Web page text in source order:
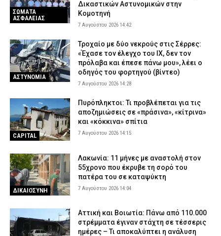
Πυροσβέστες: «Άμεση άρση της αναστολής των αδειών και
πλήρη αποζημίωση των συναδέλφων που υπέστησαν οικονομική
ζημία»
ΣΩΜΑΤΑ
ΑΣΦΑΛΕΙΑΣ
Δικαστικών Αστυνομικών στην
Κομοτηνή
7 Αυγούστου 2026 14:42
ΑΣΤΥΝΟΜΙΑ
Τροχαίο με δύο νεκρούς στις Σέρρες:
«Έχασε τον έλεγχο του ΙΧ, δεν τον
πρόλαβα και έπεσε πάνω μου», λέει ο
οδηγός του φορτηγού (βίντεο)
7 Αυγούστου 2026 14:28
CAPITAL
Πυρόπληκτοι: Τι προβλέπεται για τις
αποζημιώσεις σε «πράσινα», «κίτρινα»
και «κόκκινα» σπίτια
7 Αυγούστου 2026 14:15
ΔΙΚΑΙΟΣΥΝΗ
Λακωνία: 11 μήνες με αναστολή στον
55χρονο που έκρυβε τη σορό του
πατέρα του σε καταψύκτη
7 Αυγούστου 2026 14:04
Αττική και Βοιωτία: Πάνω από 110.000
στρέμματα έγιναν στάχτη σε τέσσερις
ημέρες – Τι αποκαλύπτει η ανάλυση